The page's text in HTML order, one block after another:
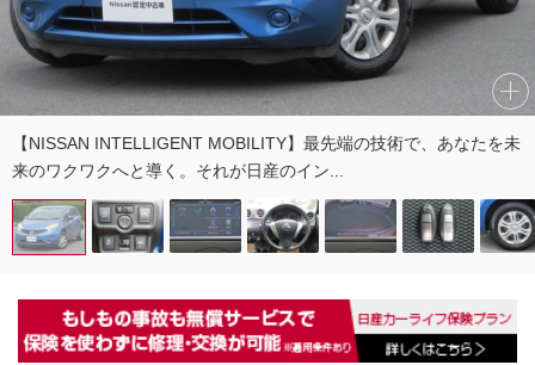
【NISSAN INTELLIGENT MOBILITY】最先端の技術で、あなたを未
来のワクワクへと導く。それが日産のイン...